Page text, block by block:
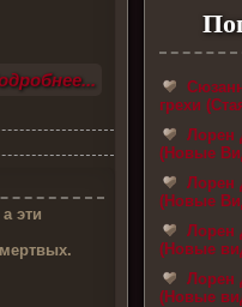
эти
грехи
Лорен
(Новые
Лорен
(Новые
Лорен
(Новые
Лорен
(Новые